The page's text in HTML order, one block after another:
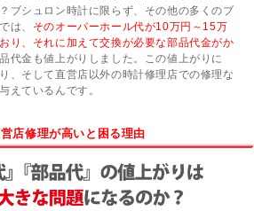
ブシュロン時計に限らず、その他の多くのブ
は、 そのオーバーホール代が10万円～15万
り、それに加えて交換が必要な部品代金がか
代金も値上がりしました。この値上がりに
、そして直営店以外の時計修理店での修理な
えているんです。
店修理が高いと困る理由